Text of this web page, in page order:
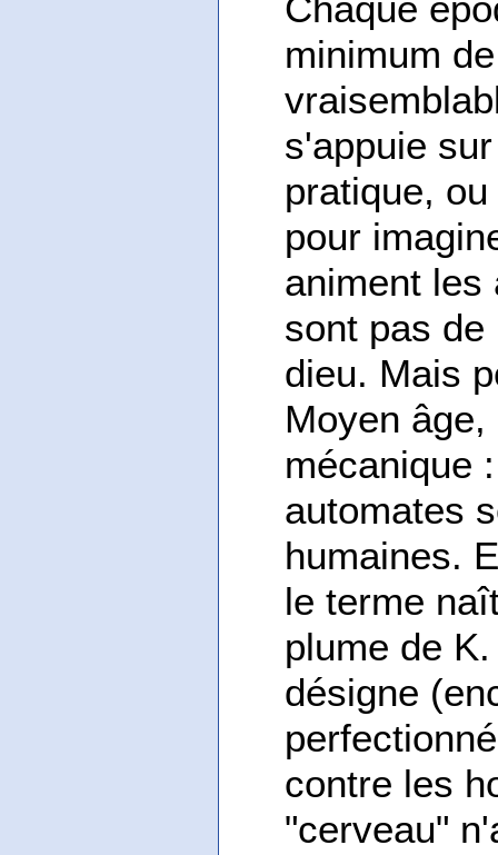
minimum
s'appuie
pratique,
pour
animent les
sont pas
dieu. Mais
Moyen
mécanique
automates
humaines.
le terme
plume de
désigne
contre les
"cerveau"